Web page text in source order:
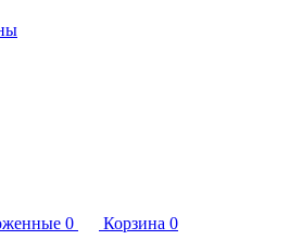
0 Корзина 0